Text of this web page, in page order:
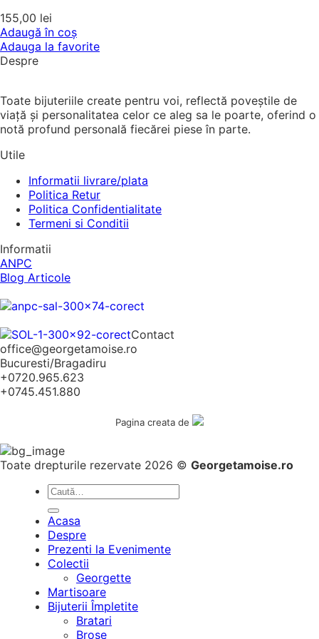
155,00 lei
Adaugă în coș
Adauga la favorite
Despre
Toate bijuteriile create pentru voi, reflectă poveștile de
viață și personalitatea celor ce aleg sa le poarte, oferind o
notă profund personală fiecărei piese în parte.
Utile
Informatii livrare/plata
Politica Retur
Politica Confidentialitate
Termeni si Conditii
Informatii
ANPC
Blog Articole
Contact
office@georgetamoise.ro
Bucuresti/Bragadiru
+0720.965.623
+0745.451.880
Pagina creata de
Toate drepturile rezervate 2026 © Georgetamoise.ro
Caută
Acasa
Despre
Prezenti la Evenimente
Colectii
Georgette
Martisoare
Bijuterii Împletite
Bratari
Brose